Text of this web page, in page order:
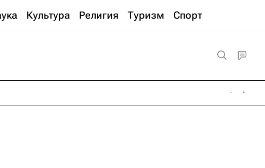
Культура Религия Туризм Спорт